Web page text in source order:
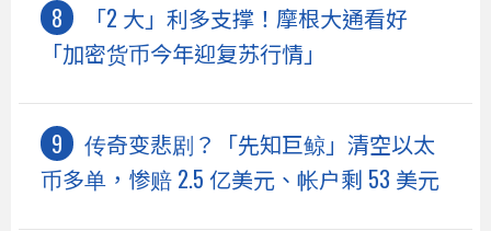
「2 大」利多支撑！摩根大通看好
「加密货币今年迎复苏行情」
传奇变悲剧？「先知巨鲸」清空以太
币多单，惨赔 2.5 亿美元、帐户剩 53 美元